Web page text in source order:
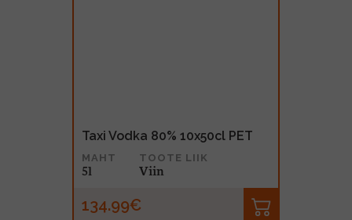
Taxi Vodka 80% 10x50cl PET
MAHT
5l
TOOTE LIIK
Viin
134.99€